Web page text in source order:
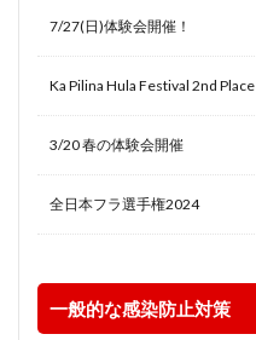
7/27(日)体験会開催！
Ka Pilina Hula Festival 2nd Place
3/20 春の体験会開催
全日本フラ選手権2024
一般的な感染防止対策